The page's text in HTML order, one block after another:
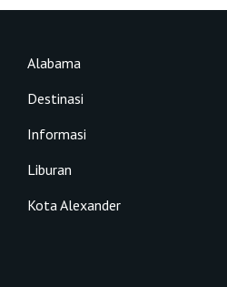
Alabama
Destinasi
Informasi
Liburan
Kota Alexander